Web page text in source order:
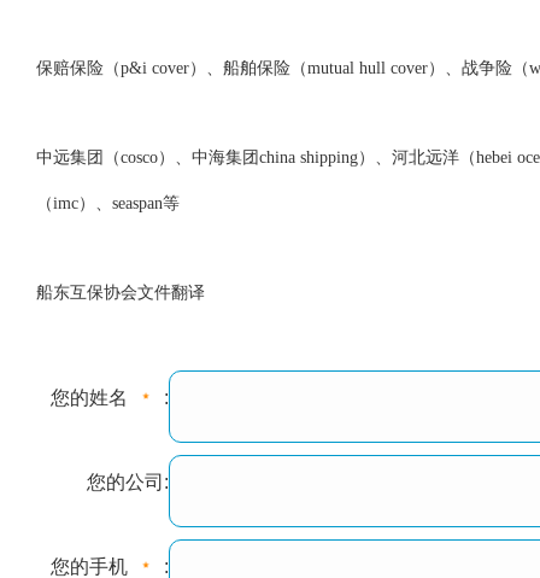
保赔保险（p&i cover）、船舶保险（mutual hull cover）、战争险
中远集团（cosco）、中海集团china shipping）、河北远洋（hebei
（imc）、seaspan等
船东互保协会文件翻译
您的姓名 :
您的公司:
您的手机 :